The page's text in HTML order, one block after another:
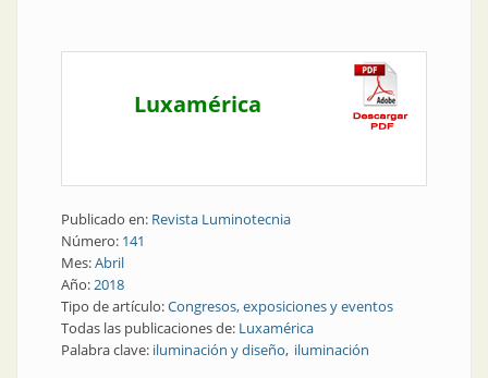
Luxamérica
Publicado en: Revista Luminotecnia
Número: 141
Mes:Abril
Año:2018
Tipo de artículo:Congresos, exposiciones y eventos
Todas las publicaciones de: Luxamérica
Palabra clave: iluminación y diseño iluminación